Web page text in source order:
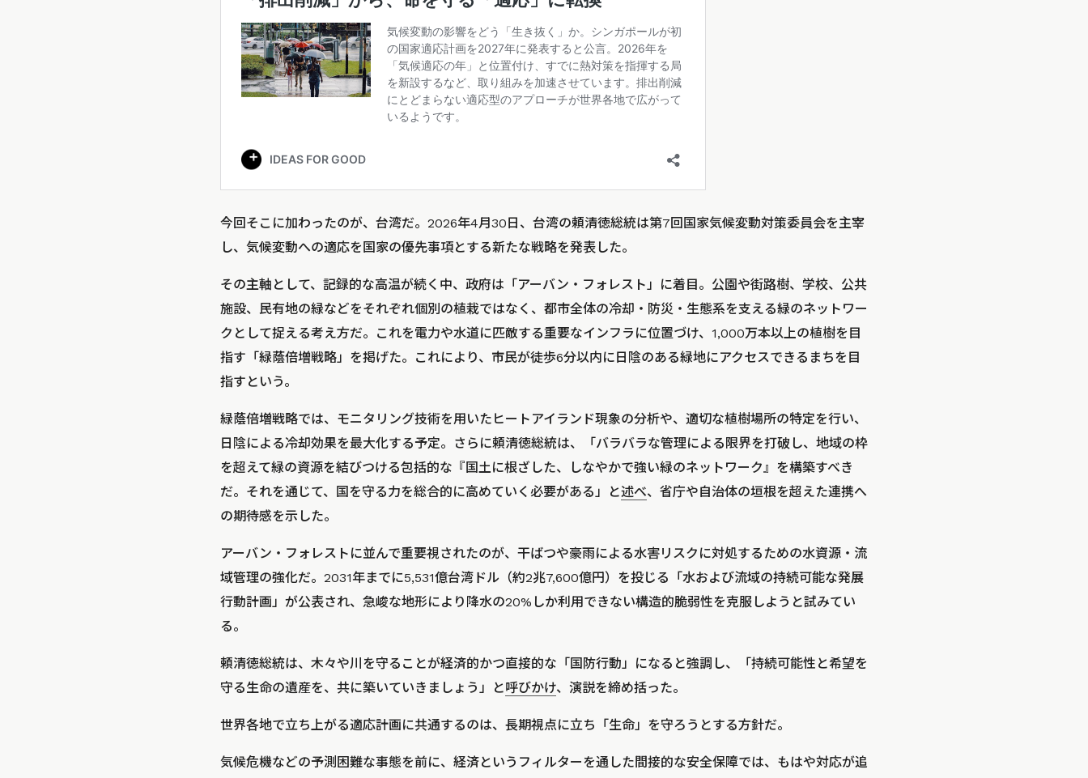
今回そこに加わったのが、台湾だ。2026年4月30日、台湾の頼清徳総統は第7回国家気候変動対策委員会を主宰
し、気候変動への適応を国家の優先事項とする新たな戦略を発表した。
その主軸として、記録的な高温が続く中、政府は「アーバン・フォレスト」に着目。公園や街路樹、学校、公共
施設、民有地の緑などをそれぞれ個別の植栽ではなく、都市全体の冷却・防災・生態系を支える緑のネットワー
クとして捉える考え方だ。これを電力や水道に匹敵する重要なインフラに位置づけ、1,000万本以上の植樹を目
指す「緑蔭倍増戦略」を掲げた。これにより、市民が徒歩6分以内に日陰のある緑地にアクセスできるまちを目
指すという。
緑蔭倍増戦略では、モニタリング技術を用いたヒートアイランド現象の分析や、適切な植樹場所の特定を行い、
日陰による冷却効果を最大化する予定。さらに頼清徳総統は、
「バラバラな管理による限界を打破し、地域の枠
を超えて緑の資源を結びつける包括的な『国土に根ざした、しなやかで強い緑のネットワーク』を構築すべき
だ。それを通じて、国を守る力を総合的に高めていく必要がある」
と述べ、省庁や自治体の垣根を超えた連携へ
の期待感を示した。
アーバン・フォレストに並んで重要視されたのが、干ばつや豪雨による水害リスクに対処するための水資源・流
域管理の強化だ。2031年までに5,531億台湾ドル（約2兆7,600億円）を投じる「水および流域の持続可能な発展
行動計画」が公表され、急峻な地形により降水の20%しか利用できない構造的脆弱性を克服しようと試みてい
る。
頼清徳総統は、木々や川を守ることが経済的かつ直接的な「国防行動」になると強調し、
「持続可能性と希望を
守る生命の遺産を、共に築いていきましょう」
と呼びかけ、演説を締め括った。
世界各地で立ち上がる適応計画に共通するのは、長期視点に立ち「生命」を守ろうとする方針だ。
気候危機などの予測困難な事態を前に、経済というフィルターを通した間接的な安全保障では、もはや対応が追